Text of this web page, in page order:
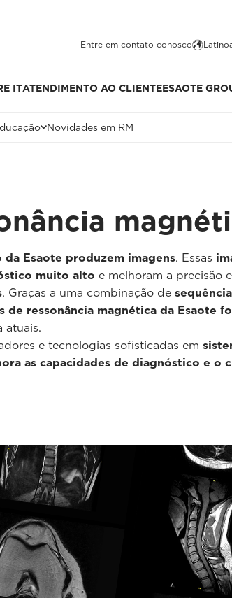
Entre em contato conosco
ITATENDIMENTO AO CLIENTEESAOTE
Novidades em RM
Esaote produzem imagens. Essas
muito alto e melhoram a precisão
. Graças a uma combinação de
de ressonância magnética da Esaote
atuais.
e tecnologias sofisticadas em
as capacidades de diagnóstico e o